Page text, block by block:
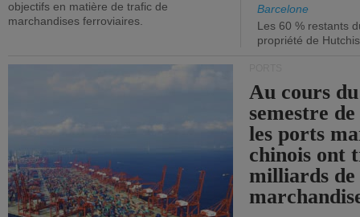
objectifs en matière de trafic de
marchandises ferroviaires.
Barcelone
Les 60 % restants
propriété de
Au cours
semestre
les ports
chinois ont
milliards de